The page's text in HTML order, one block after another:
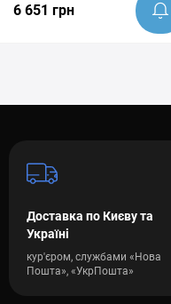
6 651 грн
Доставка по Києву та
Україні
кур'єром, службами «Нова
Пошта», «УкрПошта»